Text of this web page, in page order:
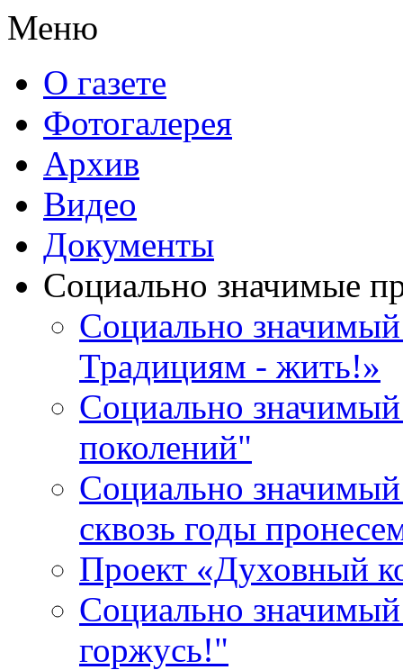
Меню
О газете
Фотогалерея
Архив
Видео
Документы
Социально значимые
Социально
Традициям - жить!»
Социально значимый
поколений"
Социально
сквозь годы
Проект «Духовный
Социально
горжусь!"